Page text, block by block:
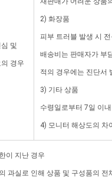
및
경우
2) 화장품
피부 트러블 발생 시
배송비는 판매자가 부
적의 경우에는 진단서
3) 기타 상품
수령일로부터 7일 이
4) 모니터 해상도의 차
이 지난 경우
과실로 인해 상품 및 구성품의